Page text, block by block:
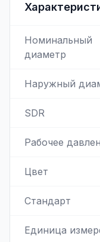
Номинальный
диаметр
Наружный
SDR
Рабочее
Цвет
Стандарт
Единица